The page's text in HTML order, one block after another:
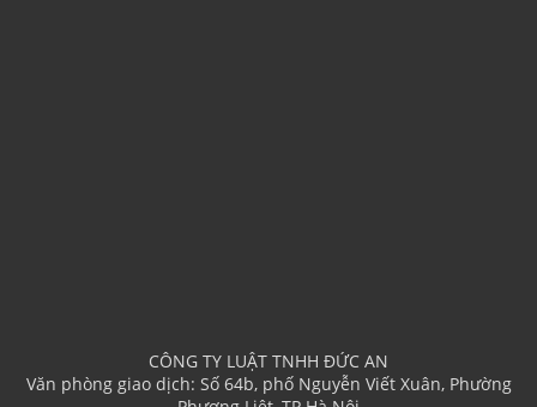
CÔNG TY LUẬT TNHH ĐỨC AN
Văn phòng giao dịch: Số 64b, phố Nguyễn Viết Xuân, Phường